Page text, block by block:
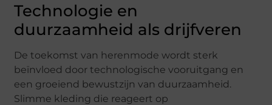
Technologie en
duurzaamheid als drijfveren
De toekomst van herenmode wordt sterk
beïnvloed door technologische vooruitgang en
een groeiend bewustzijn van duurzaamheid.
Slimme kleding die reageert op